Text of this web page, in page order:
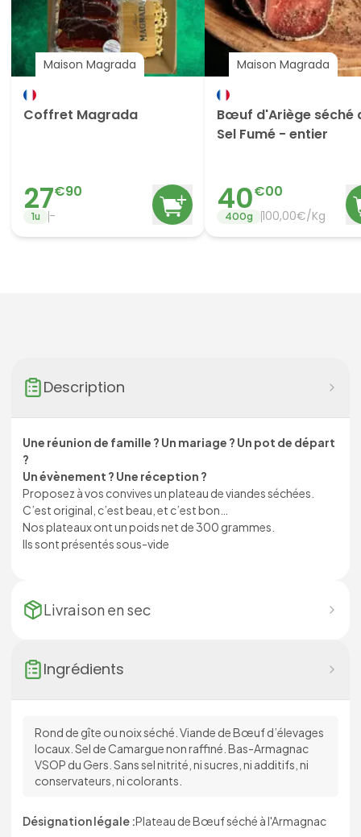
Maison Magrada
Coffret Magrada
27€90
1u -
Maison Magrada
Bœuf d'Ariège séché
Sel Fumé - entier
40€00
400g 100,00€/Kg
Description
Une réunion de famille ? Un mariage ? Un pot de départ
?
Un évènement ? Une réception ?
Proposez à vos convives un plateau de viandes séchées.
C’est original, c’est beau, et c’est bon…
Nos plateaux ont un poids net de 300 grammes.
Ils sont présentés sous-vide
Livraison en sec
Ingrédients
Rond de gîte ou noix séché. Viande de Bœuf d’élevages
locaux. Sel de Camargue non raffiné. Bas-Armagnac
VSOP du Gers. Sans sel nitrité, ni sucres, ni additifs, ni
conservateurs, ni colorants.
Désignation légale :Plateau de Bœuf séché à l'Armagnac